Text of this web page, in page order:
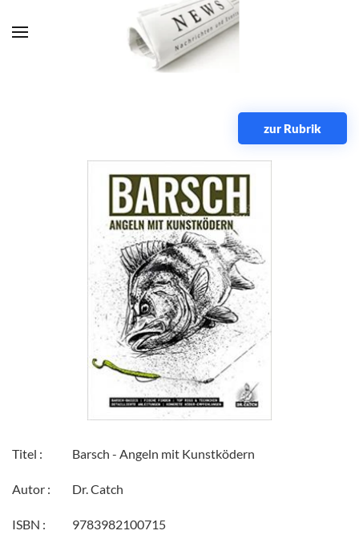
Zum Hauptinhalt springen
zur Rubrik
Titel : Barsch - Angeln mit Kunstködern
Autor : Dr. Catch
ISBN : 9783982100715